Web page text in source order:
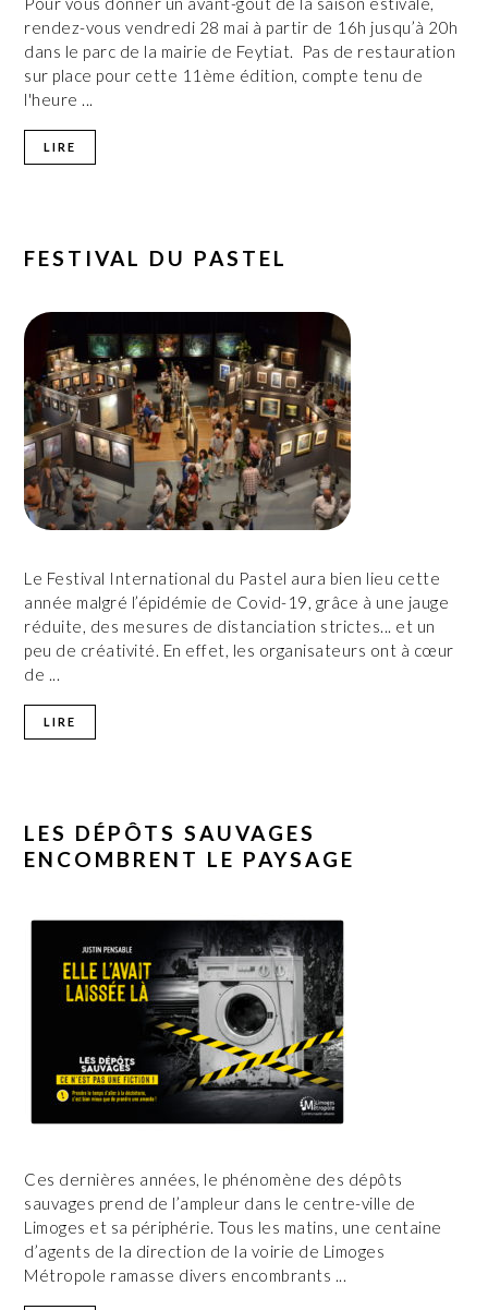
rendez-vous vendredi 28 mai à partir de 16h jusqu’à 20h
dans le parc de la mairie de Feytiat. Pas de restauration
sur place pour cette 11ème édition, compte tenu de
l'heure ...
LIRE
FESTIVAL DU PASTEL
Le Festival International du Pastel aura bien lieu cette
année malgré l’épidémie de Covid-19, grâce à une jauge
réduite, des mesures de distanciation strictes... et un
peu de créativité. En effet, les organisateurs ont à cœur
de ...
LIRE
LES DÉPÔTS SAUVAGES
ENCOMBRENT LE PAYSAGE
Ces dernières années, le phénomène des dépôts
sauvages prend de l’ampleur dans le centre-ville de
Limoges et sa périphérie. Tous les matins, une centaine
d’agents de la direction de la voirie de Limoges
Métropole ramasse divers encombrants ...